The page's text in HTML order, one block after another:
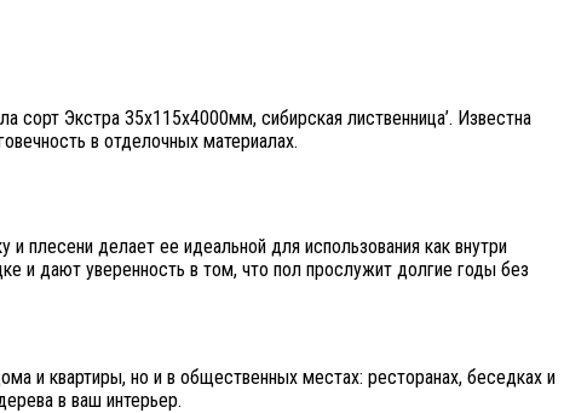
сорт Экстра 35х115х4000мм, сибирская лиственница’. Известна
в отделочных материалах.
и плесени делает ее идеальной для использования как внутри
и дают уверенность в том, что пол прослужит долгие годы без
и квартиры, но и в общественных местах: ресторанах, беседках и
в ваш интерьер.